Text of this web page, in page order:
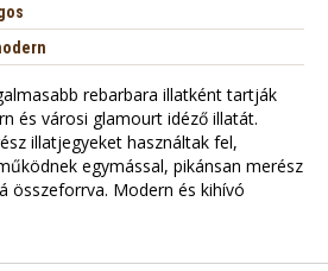
rebarbara illatként tartják
és városi glamourt idéző illatát.
illatjegyeket használtak fel,
egymással, pikánsan merész
összeforrva. Modern és kihívó